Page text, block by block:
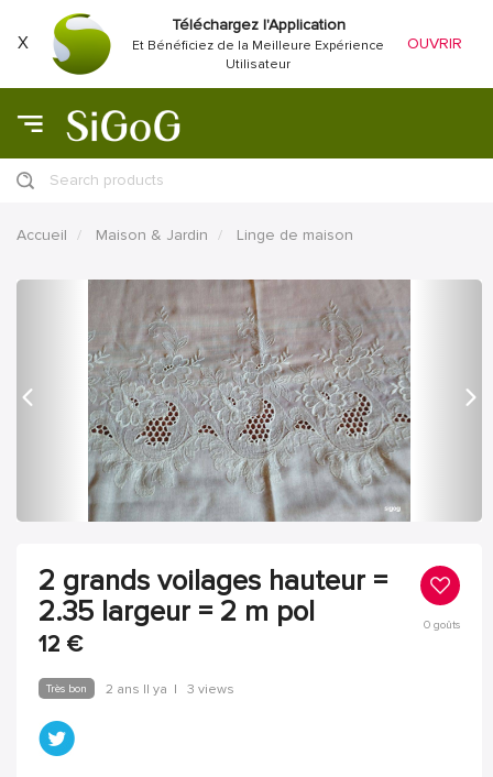
X
Téléchargez l'Application
Et Bénéficiez de la Meilleure Expérience
Utilisateur
OUVRIR
Search products
Accueil Maison & Jardin Linge de maison
précédent
2 grands voilages hauteur =
2.35 largeur = 2 m pol
12 €
0goûts
Très bon 2 ans Il ya | 3 views